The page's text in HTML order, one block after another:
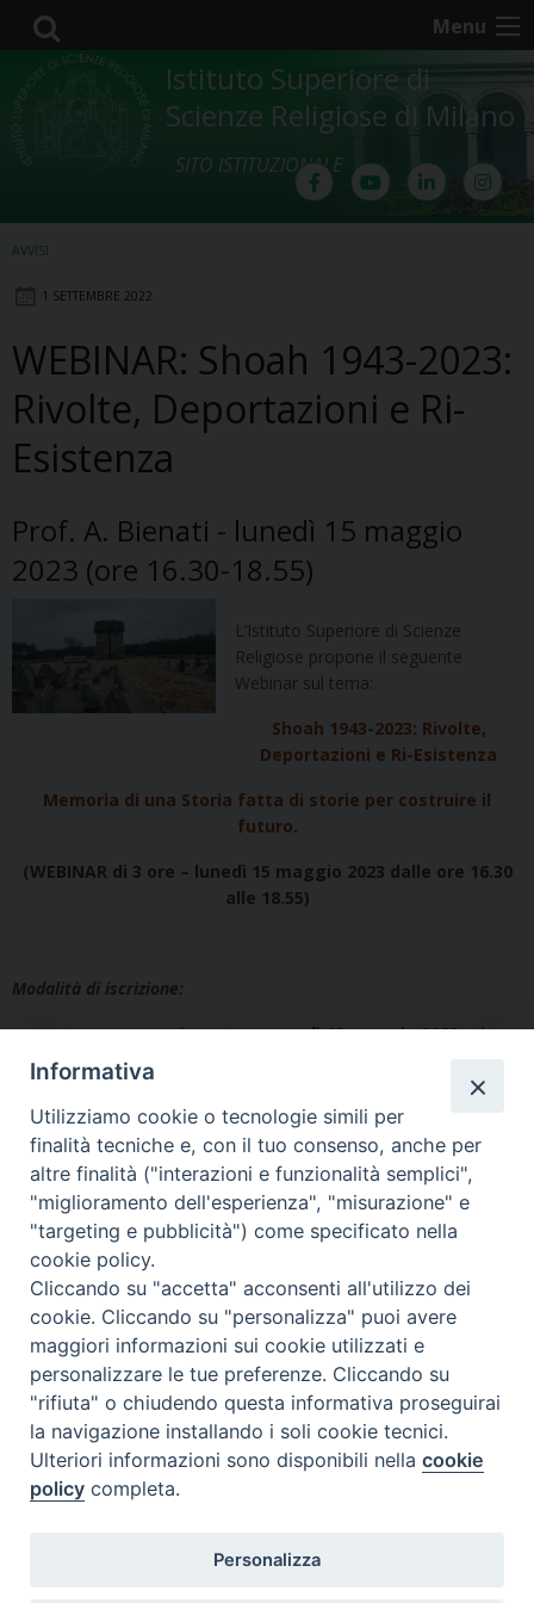
Skip
content
Menu
Istituto Superiore di
Scienze Religiose di Milano
SITO ISTITUZIONALE
AVVISI
1 SETTEMBRE 2022
WEBINAR: Shoah 1943-2023:
Rivolte, Deportazioni e Ri-
Esistenza
Prof. A. Bienati - lunedì 15 maggio
2023 (ore 16.30-18.55)
L’Istituto Superiore di Scienze
Religiose propone il seguente
Webinar sul tema:
Shoah 1943-2023: Rivolte,
Deportazioni e Ri-Esistenza
Memoria di una Storia fatta di storie per costruire il
futuro.
(WEBINAR di 3 ore – lunedì 15 maggio 2023 dalle ore 16.30
alle 18.55)
Modalità di iscrizione:
comunicare per e-mail – entro venerdì 12 maggio 2023 – il
proprio nominativo a
Sabato 13 maggio sarà trasmesso il link dell’aula virtuale;
dopo la partecipazione sarà possibile richiedere il rilascio
dell’attestato alla Segreteria ISSR di Milanosempre
tramite un’e-mail
Per maggiori informazioni sul programma è possibile consultare e
scaricare laLocandina:
Locandina - Webinar Prof. Bienati - Shoah 1943-
2023
Informativa
Utilizziamo cookie o tecnologie simili per
finalità tecniche e, con il tuo consenso, anche per
altre finalità ("interazioni e funzionalità semplici",
"miglioramento dell'esperienza", "misurazione" e
"targeting e pubblicità") come specificato nella
cookie policy.
Cliccando su "accetta" acconsenti all'utilizzo dei
cookie. Cliccando su "personalizza" puoi avere
maggiori informazioni sui cookie utilizzati e
personalizzare le tue preferenze. Cliccando su
"rifiuta" o chiudendo questa informativa proseguirai
la navigazione installando i soli cookie tecnici.
Ulteriori informazioni sono disponibili nellacookie
policy completa.
Personalizza